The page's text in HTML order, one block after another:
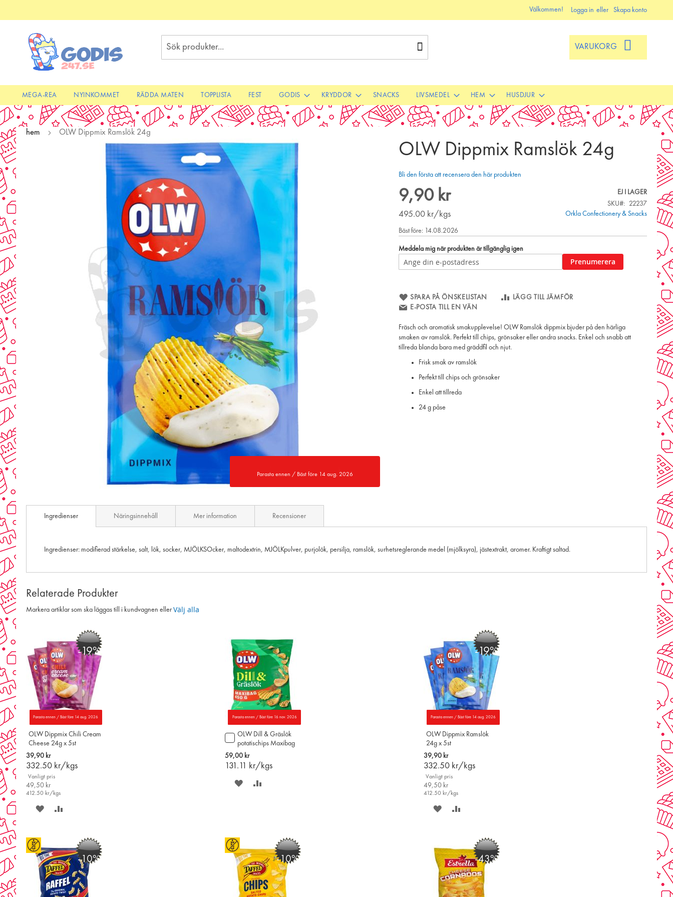
to
Välkommen! Logga in Skapa konto
VARUKORG
MEGA-REA NYINKOMMET RÄDDA MATEN TOPPLISTA FEST GODIS KRYDDOR SNACKS LIVSMEDEL HEM HUSDJUR
hem OLW Dippmix Ramslök 24g
Parasta ennen / Bäst före 14 aug. 2026
to
OLW Dippmix Ramslök 24g
Bli den första att recensera den här produkten
9,90 kr
495.00 kr/kgs
EJ I LAGER
SKU
22237
Orkla Confectionery & Snacks
Bäst före: 14.08.2026
Meddela mig när produkten är tillgänglig igen
Prenumerera
SPARA PÅ ÖNSKELISTAN
LÄGG TILL JÄMFÖR
E-POSTA TILL EN VÄN
Fräsch och aromatisk smakupplevelse! OLW Ramslök dippmix bjuder på den härliga
smaken av ramslök. Perfekt till chips, grönsaker eller andra snacks. Enkel och snabb att
tillreda blanda bara med gräddfil och njut.
Frisk smak av ramslök
Perfekt till chips och grönsaker
Enkel att tillreda
24 g påse
Ingredienser
Ingredienser: modifierad stärkelse, salt, lök, socker, MJÖLKSOcker, maltodextrin, MJÖLKpulver, purjolök, persilja, ramslök, surhetsreglerande medel (mjölksyra), jästextrakt, aromer. Kraftigt saltad.
Näringsinnehåll Mer information Recensioner
Relaterade Produkter
Markera artiklar som ska läggas till i kundvagnen eller Välj alla
Parasta ennen / Bäst före 14 aug. 2026
-19%
OLW Dippmix Chili Cream
Cheese 24g x 5st
39,90 kr
332.50 kr/kgs
Vanligt pris
49,50 kr
412.50 kr/kgs
SPARA
ÖNSKELISTAN
JÄMFÖR
Parasta ennen / Bäst före 16 nov. 2026
OLW Dill & Gräslök
potatischips Maxibag
450g
59,00 kr
131.11 kr/kgs
Lägg
till
i
varukorgen
SPARA
-19%
Parasta ennen / Bäst före 14 aug. 2026
OLW Dippmix Ramslök
24g x 5st
39,90 kr
332.50 kr/kgs
Vanligt pris
49,50 kr
412.50 kr/kgs
SPARA
ÖNSKELISTAN
JÄMFÖR
-10% -10% -43%